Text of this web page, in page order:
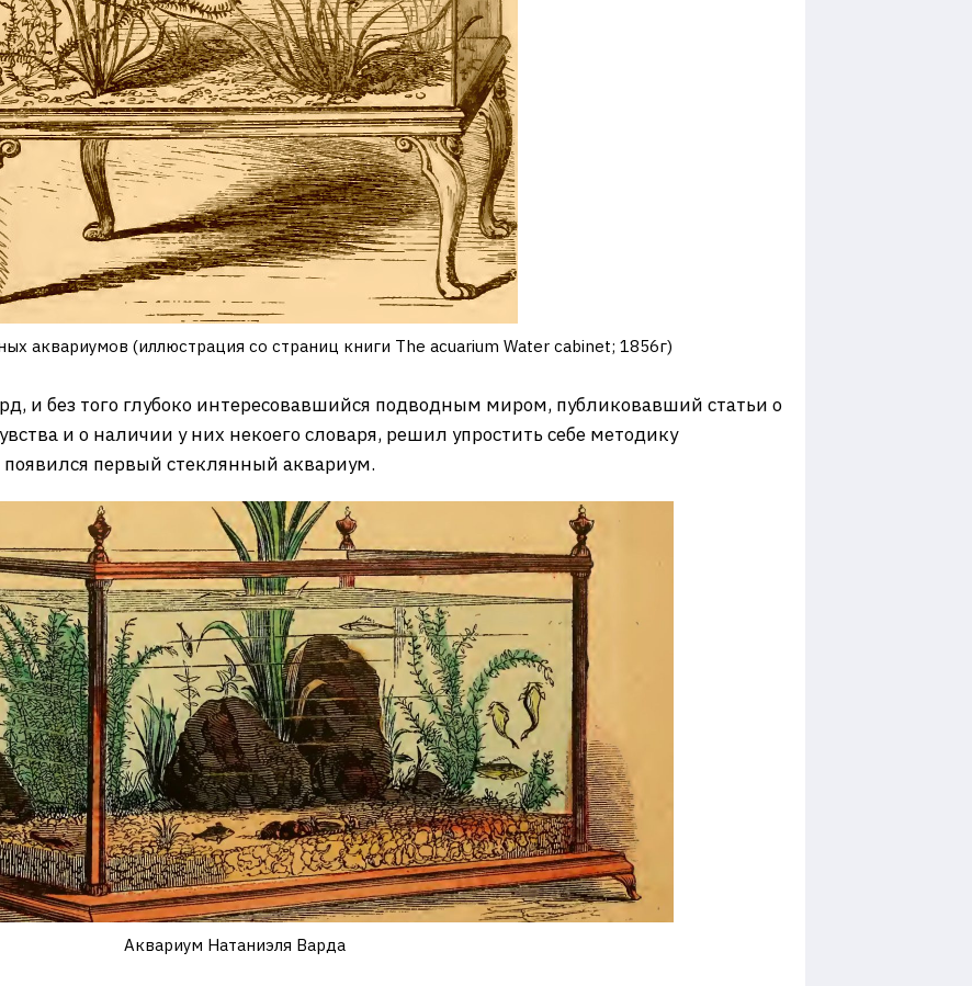
аквариумов (иллюстрация со страниц книги The acuarium Water cabinet; 1856г)
и без того глубоко интересовавшийся подводным миром, публиковавший статьи о
и о наличии у них некоего словаря, решил упростить себе методику
первый стеклянный аквариум.
Аквариум Натаниэля Варда